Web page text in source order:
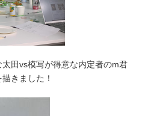
田vs模写が得意な内定者のm君
きました！